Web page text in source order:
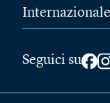
Seguici su